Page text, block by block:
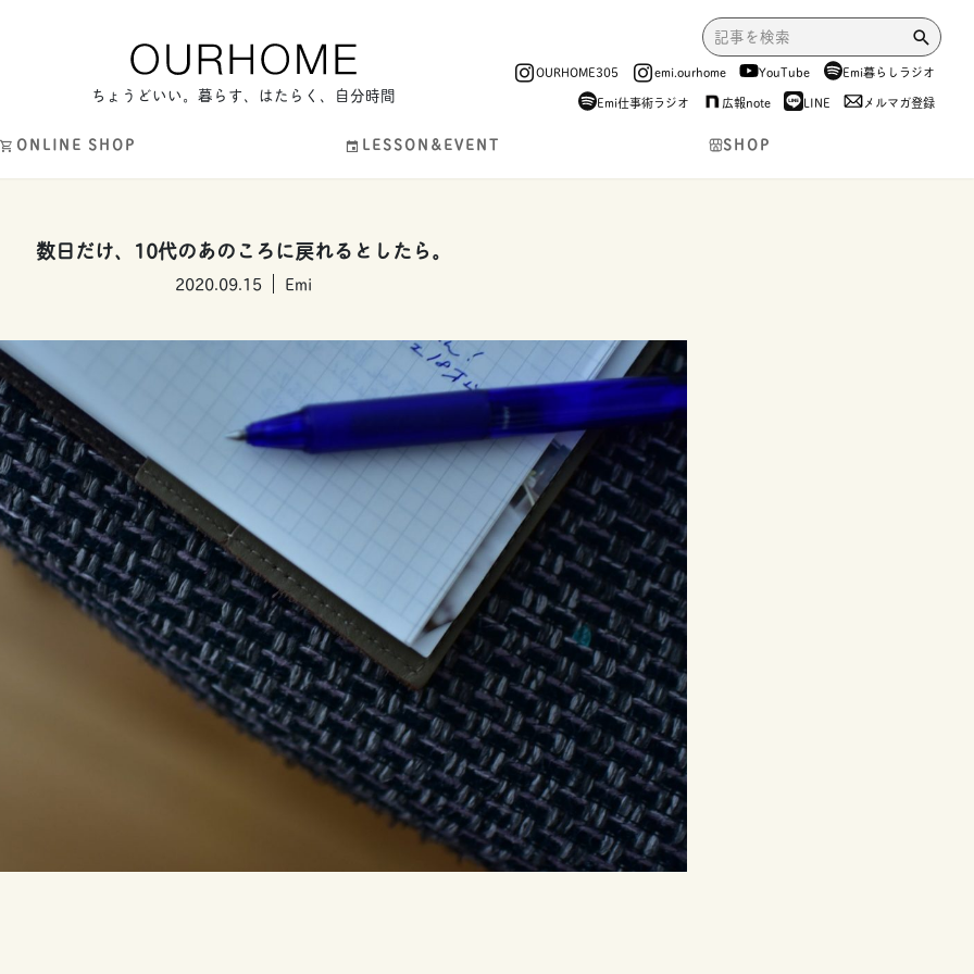
ちょうどいい。暮らす、はたらく、自分時間
OURHOME305 emi.ourhome YouTube
Emi暮らしラジオ
Emi仕事術ラジオ
広報note LINE メルマガ登録
ONLINE SHOP LESSON&EVENT SHOP
数日だけ、10代のあのころに戻れるとしたら。
2020.09.15 Emi